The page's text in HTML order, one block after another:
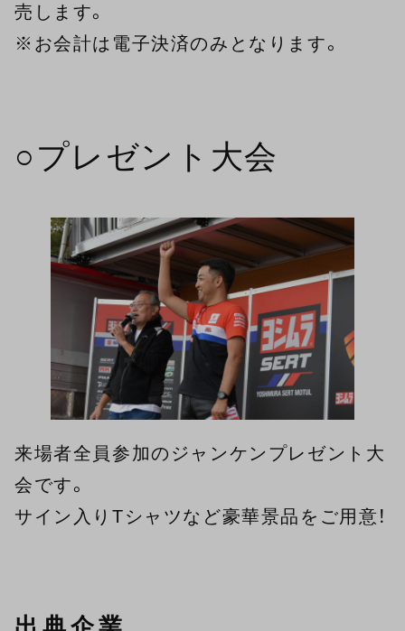
売します。
※お会計は電子決済のみとなります。
○プレゼント大会
来場者全員参加のジャンケンプレゼント大
会です。
サイン入りTシャツなど豪華景品をご用意！